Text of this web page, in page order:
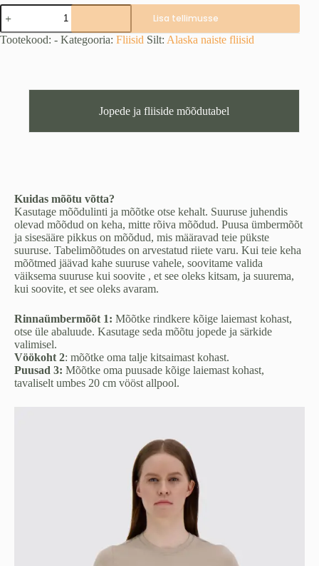
DRIRELEASE
Lady
kapuutsiga
jakk
Lisa tellimusse
Tootekood: - Kategooria: Fliisid Silt: Alaska naiste fliisid
Jopede ja fliiside mõõdutabel
Kuidas mõõtu võtta?
Kasutage mõõdulinti ja mõõtke otse kehalt. Suuruse juhendis
olevad mõõdud on keha, mitte rõiva mõõdud. Puusa ümbermõõt
ja sisesääre pikkus on mõõdud, mis määravad teie pükste
suuruse. Tabelimõõtudes on arvestatud riiete varu. Kui teie keha
mõõtmed jäävad kahe suuruse vahele, soovitame valida
väiksema suuruse kui soovite , et see oleks kitsam, ja suurema,
kui soovite, et see oleks avaram.
Rinnaümbermõõt 1: Mõõtke rindkere kõige laiemast kohast,
otse üle abaluude. Kasutage seda mõõtu jopede ja särkide
valimisel.
Vöökoht 2: mõõtke oma talje kitsaimast kohast.
Puusad 3: Mõõtke oma puusade kõige laiemast kohast,
tavaliselt umbes 20 cm vööst allpool.